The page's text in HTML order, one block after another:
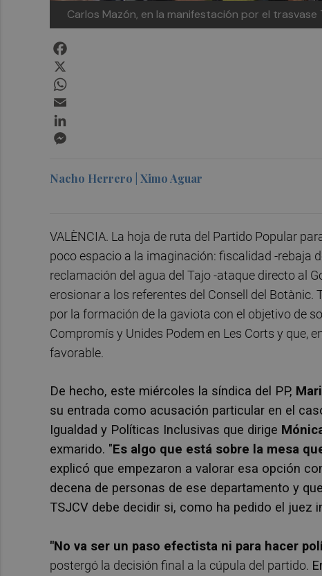
Carlos Mazón, en la manifestación por el
Nacho Herrero | Ximo Aguar
VALÈNCIA. La hoja de ruta del Partido Popular
poco espacio a la imaginación: fiscalidad -rebaja
reclamación del agua del Tajo -ataque directo al
erosionar a los referentes del Consell del
por la formación de la gaviota con el objetivo de
Compromís y Unides Podem en Les Corts y que,
favorable.
De hecho, este miércoles la síndica del PP,
su entrada como acusación particular en el
Igualdad y Políticas Inclusivas que dirige
exmarido. "Es algo que está sobre la mesa
explicó que empezaron a valorar esa opción
decena de personas de ese departamento y
TSJCV debe decidir si, como ha pedido el juez
"No va ser un paso efectista ni para hacer
postergó la decisión final a la cúpula del partido.